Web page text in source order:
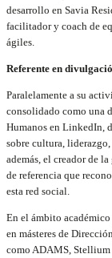
desarrollo en Savia
facilitador y coach de
ágiles.
Referente en
Paralelamente a su
consolidado como una
Humanos en LinkedIn,
sobre cultura,
además, el creador de
de referencia que
esta red social.
En el ámbito
en másteres de
como ADAMS,